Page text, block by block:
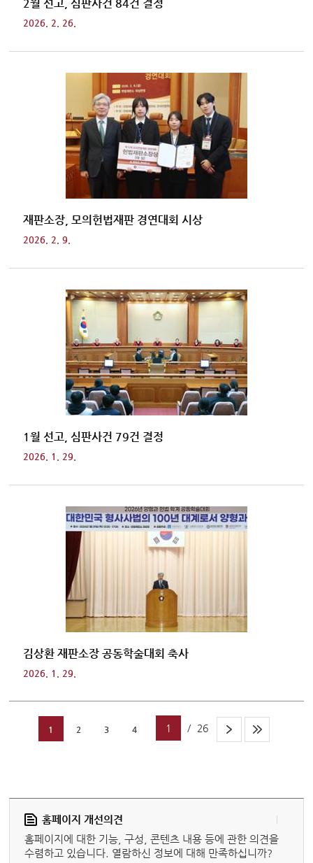
2월 선고, 심판사건 84건 결정
2026. 2. 26.
재판소장, 모의헌법재판 경연대회 시상
2026. 2. 9.
1월 선고, 심판사건 79건 결정
2026. 1. 29.
김상환 재판소장 공동학술대회 축사
2026. 1. 29.
1 2 3 4 1 / 26
홈페이지 개선의견
홈페이지에 대한 기능, 구성, 콘텐츠 내용 등에 관한 의견을
수렴하고 있습니다. 열람하신 정보에 대해 만족하십니까?